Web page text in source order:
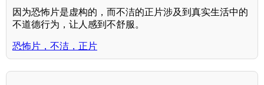
因为恐怖片是虚构的，而不洁的正片涉及到真实生活中的
不道德行为，让人感到不舒服。
恐怖片，不洁，正片